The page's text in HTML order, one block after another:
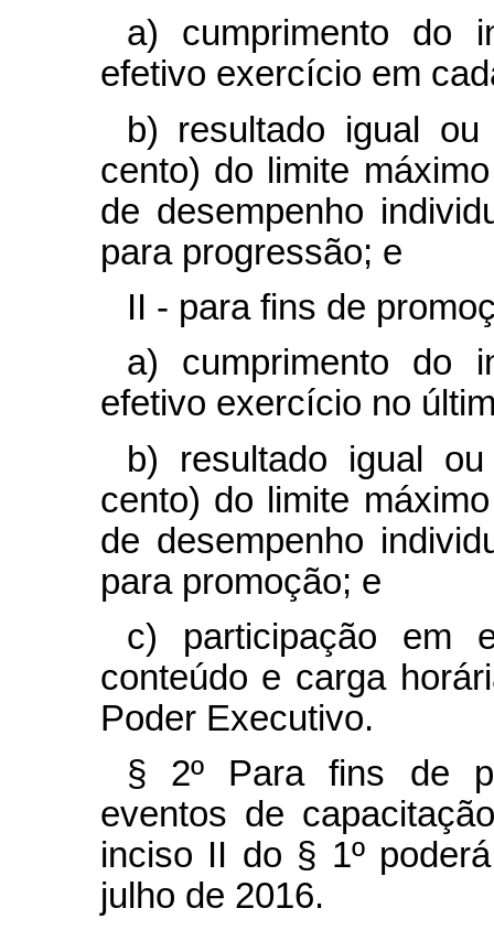
a) cumprimento do
efetivo exercício em
b) resultado igual
cento) do limite
de desempenho
para progressão; e
II - para fins de
a) cumprimento do
efetivo exercício no
b) resultado igual
cento) do limite
de desempenho
para promoção; e
c) participação em
conteúdo e carga
Poder Executivo.
§ 2º Para fins de
eventos de
inciso II do § 1º
julho de 2016.